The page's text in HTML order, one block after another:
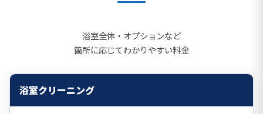
浴室全体・オプションなど
箇所に応じてわかりやすい料金
浴室クリーニング